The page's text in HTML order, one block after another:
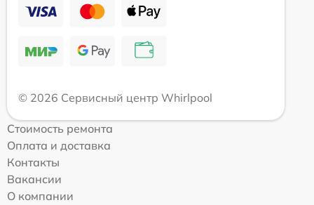
© 2026 Сервисный центр Whirlpool
Стоимость ремонта
Оплата и доставка
Контакты
Вакансии
О компании